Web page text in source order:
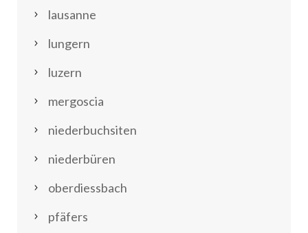
lausanne
lungern
luzern
mergoscia
niederbuchsiten
niederbüren
oberdiessbach
pfäfers